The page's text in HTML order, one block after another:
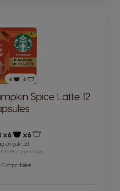
Spice Latte 12
x6
Pictogram capsule
x6
en gekruid
€44,88 / kg, incl btw
Compatibiliteit